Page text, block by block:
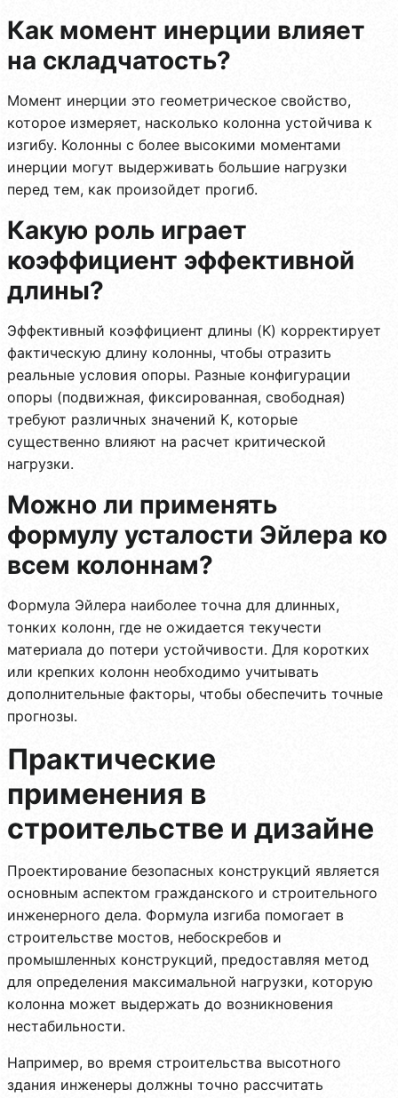
Как момент инерции влияет
на складчатость?
Момент инерции это геометрическое свойство,
которое измеряет, насколько колонна устойчива к
изгибу. Колонны с более высокими моментами
инерции могут выдерживать большие нагрузки
перед тем, как произойдет прогиб.
Какую роль играет
коэффициент эффективной
длины?
Эффективный коэффициент длины (K) корректирует
фактическую длину колонны, чтобы отразить
реальные условия опоры. Разные конфигурации
опоры (подвижная, фиксированная, свободная)
требуют различных значений K, которые
существенно влияют на расчет критической
нагрузки.
Можно ли применять
формулу усталости Эйлера ко
всем колоннам?
Формула Эйлера наиболее точна для длинных,
тонких колонн, где не ожидается текучести
материала до потери устойчивости. Для коротких
или крепких колонн необходимо учитывать
дополнительные факторы, чтобы обеспечить точные
прогнозы.
Практические
применения в
строительстве и дизайне
Проектирование безопасных конструкций является
основным аспектом гражданского и строительного
инженерного дела. Формула изгиба помогает в
строительстве мостов, небоскребов и
промышленных конструкций, предоставляя метод
для определения максимальной нагрузки, которую
колонна может выдержать до возникновения
нестабильности.
Например, во время строительства высотного
здания инженеры должны точно рассчитать